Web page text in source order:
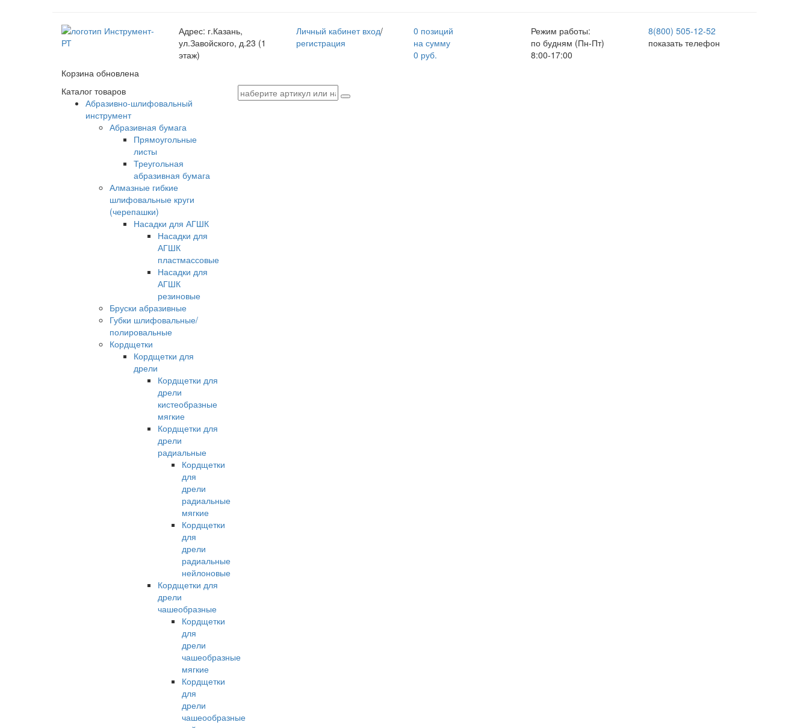
Адрес: г.Казань,
ул.Завойского, д.23 (1
этаж)
Личный кабинет вход/
регистрация
0 позиций
на сумму
0 руб.
Режим работы:
по будням (Пн-Пт)
8:00-17:00
8(800) 505-12-52
показать телефон
Корзина обновлена
Каталог товаров
Абразивно-шлифовальный
инструмент
Абразивная бумага
Прямоугольные
листы
Треугольная
абразивная бумага
Алмазные гибкие
шлифовальные круги
(черепашки)
Насадки для АГШК
Насадки для
АГШК
пластмассовые
Насадки для
АГШК
резиновые
Бруски абразивные
Губки шлифовальные/
полировальные
Кордщетки
Кордщетки для
дрели
Кордщетки для
дрели
кистеобразные
мягкие
Кордщетки для
дрели
радиальные
Кордщетки
для
дрели
радиальные
мягкие
Кордщетки
для
дрели
радиальные
нейлоновые
Кордщетки для
дрели
чашеобразные
Кордщетки
для
дрели
чашеобразные
мягкие
Кордщетки
для
дрели
чашеообразные